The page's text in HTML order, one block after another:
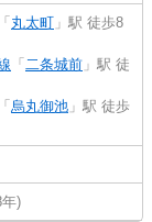
「 丸太町 」駅 徒歩8
「 二条城前 」駅 徒
「 烏丸御池 」駅 徒歩
)